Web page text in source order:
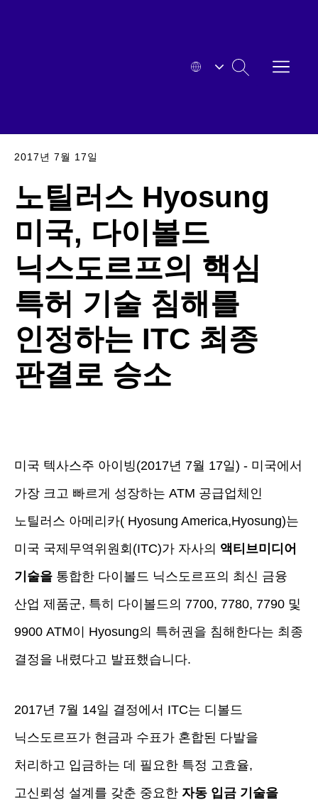
메뉴
열기
HYOSUNG
검색
2017년 7월 17일
노틸러스 Hyosung
미국, 다이볼드
닉스도르프의 핵심
특허 기술 침해를
인정하는 ITC 최종
판결로 승소
미국 텍사스주 아이빙(2017년 7월 17일) - 미국에서
가장 크고 빠르게 성장하는 ATM 공급업체인
노틸러스 아메리카( Hyosung America,Hyosung)는
미국 국제무역위원회(ITC)가 자사의 액티브미디어
기술을 통합한 다이볼드 닉스도르프의 최신 금융
산업 제품군, 특히 다이볼드의 7700, 7780, 7790 및
9900 ATM이 Hyosung의 특허권을 침해한다는 최종
결정을 내렸다고 발표했습니다.
2017년 7월 14일 결정에서 ITC는 디볼드
닉스도르프가 현금과 수표가 혼합된 다발을
처리하고 입금하는 데 필요한 특정 고효율,
고신뢰성 설계를 갖춘 중요한 자동 입금 기술을